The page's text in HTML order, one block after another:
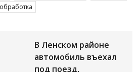
В Ленском районе
автомобиль въехал
под поезд,